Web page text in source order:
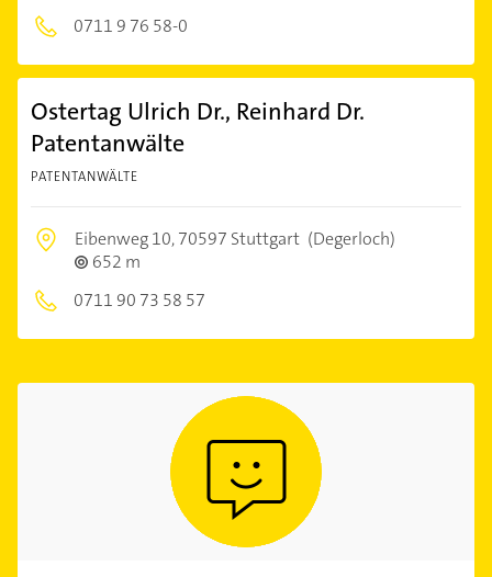
0711 9 76 58-0
Ostertag Ulrich Dr., Reinhard Dr.
Patentanwälte
PATENTANWÄLTE
Eibenweg 10,70597 Stuttgart (Degerloch)
652 m
0711 90 73 58 57